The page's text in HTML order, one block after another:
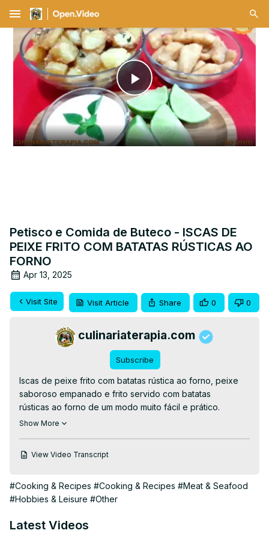
menu
Play
Video
Petisco e Comida de Buteco - ISCAS DE
PEIXE FRITO COM BATATAS RÚSTICAS AO
FORNO
Apr 13, 2025
Visit Site Visit Article Share 0 0
culinariaterapia.com
Subscribe
Iscas de peixe frito com batatas rústica ao forno, peixe
saboroso empanado e frito servido com batatas
rústicas ao forno de um modo muito fácil e prático.
👉RECEITA ESCRITA👉
#peixe #receitas #culinaria #petiscos #petisco
Show More
View Video Transcript
#Cooking & Recipes #Cooking & Recipes #Meat & Seafood
#Hobbies & Leisure #Other
Latest Videos